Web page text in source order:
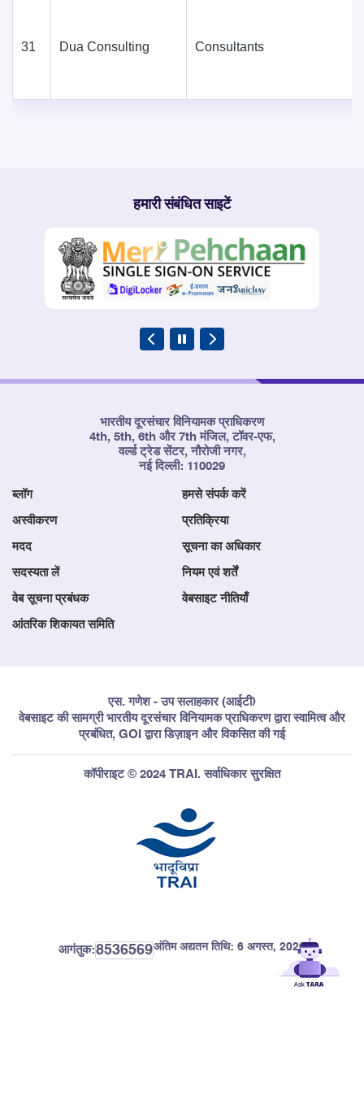
31 Dua Consulting Consultants
हमारी संबंधित साइटें
भारतीय दूरसंचार विनियामक प्राधिकरण
4th, 5th, 6th और 7th मंजिल, टॉवर-एफ,
वर्ल्ड ट्रेड सेंटर, नौरोजी नगर,
नई दिल्ली: 110029
ब्लॉग हमसे संपर्क करें
अस्वीकरण प्रतिक्रिया
मदद सूचना का अधिकार
सदस्यता लें नियम एवं शर्तें
वेब सूचना प्रबंधक वेबसाइट नीतियाँ
आंतरिक शिकायत समिति
एस. गणेश - उप सलाहकार (आईटी)
वेबसाइट की सामग्री भारतीय दूरसंचार विनियामक प्राधिकरण द्वारा स्वामित्व और
प्रबंधित, GOI द्वारा डिज़ाइन और विकसित की गई
कॉपीराइट © 2024 TRAI. सर्वाधिकार सुरक्षित
आगंतुक:8536569अंतिम अद्यतन तिथि: 6 अगस्त, 2026